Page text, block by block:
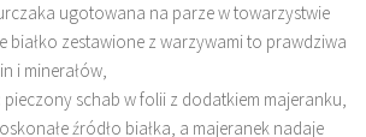
ugotowana na parze w towarzystwie
białko zestawione z warzywami to prawdziwa
i minerałów,
pieczony schab w folii z dodatkiem majeranku,
źródło białka, a majeranek nadaje